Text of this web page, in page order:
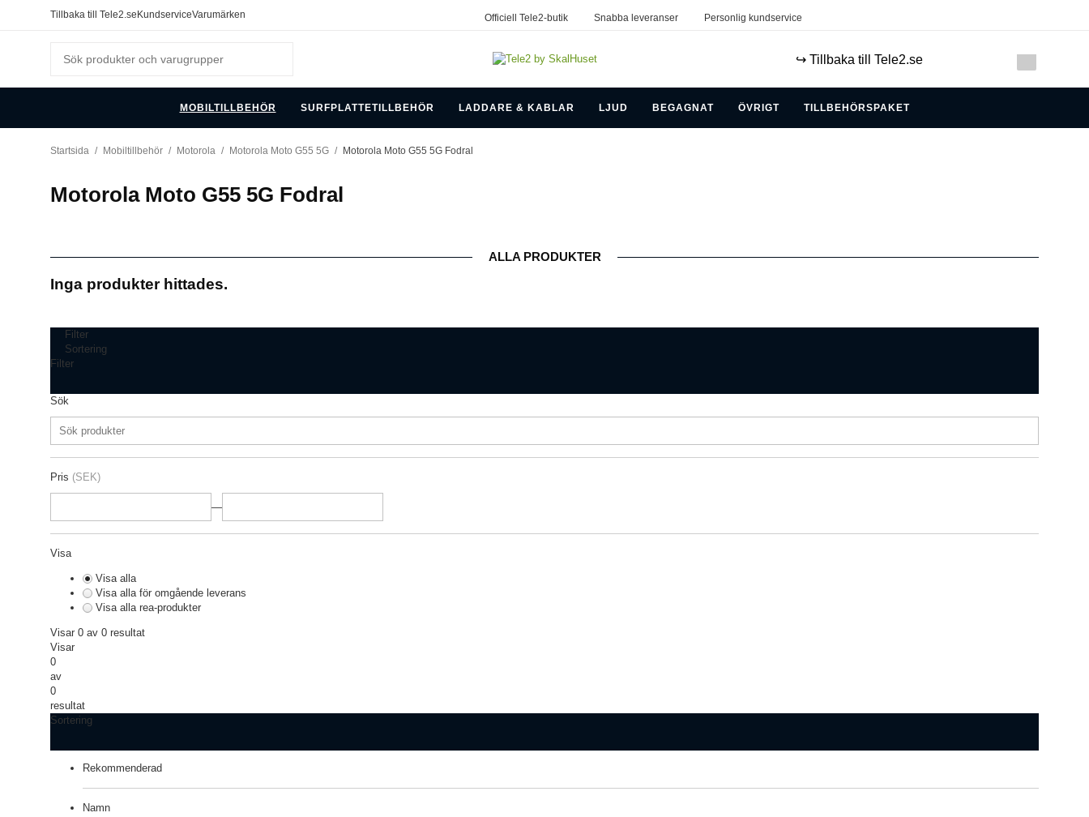
Tillbaka till Tele2.se KundserviceVarumärken Officiell Tele2-butik Snabba leveranser Personlig kundservice
↪️ Tillbaka till Tele2.se
MOBILTILLBEHÖR SURFPLATTETILLBEHÖR LADDARE & KABLAR LJUD BEGAGNAT ÖVRIGT TILLBEHÖRSPAKET
Startsida / Mobiltillbehör / Motorola / Motorola Moto G55 5G / Motorola Moto G55 5G Fodral
Motorola Moto G55 5G Fodral
ALLA PRODUKTER
Inga produkter hittades.
Filter
Sortering
Filter
Sök
Pris (SEK)
—
Visa
Visa alla
Visa alla för omgående leverans
Visa alla rea-produkter
Visar 0 av 0 resultat
Visar
0
av
0
resultat
Sortering
Rekommenderad
Namn